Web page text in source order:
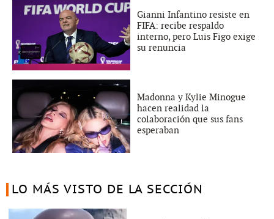
Gianni Infantino resiste en
FIFA: recibe respaldo
interno, pero Luis Figo exige
su renuncia
Madonna y Kylie Minogue
hacen realidad la
colaboración que sus fans
esperaban
LO MÁS VISTO DE LA SECCIÓN